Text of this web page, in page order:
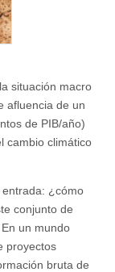
situación macro
afluencia de un
de PIB/año)
cambio climático
¿cómo
conjunto de
un mundo
proyectos
bruta de